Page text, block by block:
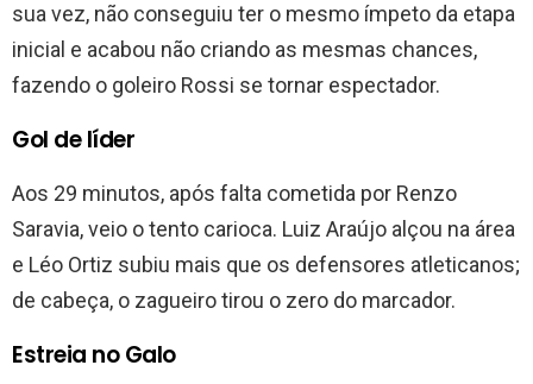
sua vez, não conseguiu ter o mesmo ímpeto da etapa
inicial e acabou não criando as mesmas chances,
fazendo o goleiro Rossi se tornar espectador.
Gol de líder
Aos 29 minutos, após falta cometida por Renzo
Saravia, veio o tento carioca. Luiz Araújo alçou na área
e Léo Ortiz subiu mais que os defensores atleticanos;
de cabeça, o zagueiro tirou o zero do marcador.
Estreia no Galo